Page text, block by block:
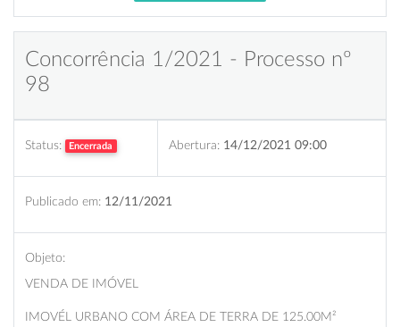
Concorrência 1/2021 - Processo nº
98
Status: Encerrada Abertura: 14/12/2021 09:00
Publicado em: 12/11/2021
Objeto:
VENDA DE IMÓVEL
IMOVÉL URBANO COM ÁREA DE TERRA DE 125.00M²